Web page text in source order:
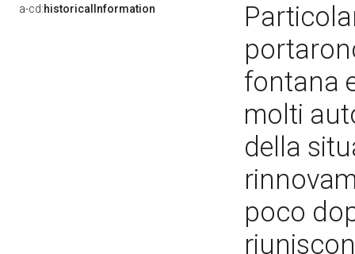
a-cd:historicalInformation
fontana
molti
della
poco